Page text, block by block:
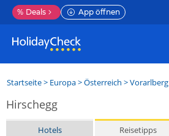
% Deals App öffnen
Startseite> Europa>Österreich >Vorarlberg
Hirschegg
Hotels Reisetipps